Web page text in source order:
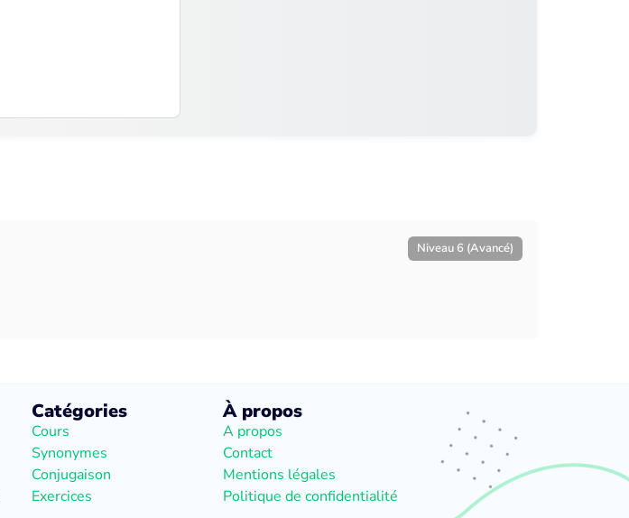
Niveau 6 (Avancé)
Catégories
Cours
Synonymes
Conjugaison
Exercices
À propos
A propos
Contact
Mentions légales
Politique de confidentialité